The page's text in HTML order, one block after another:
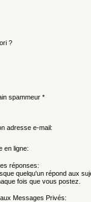
?
spammeur *
adresse e-mail:
en ligne:
réponses:
quelqu'un répond aux
fois que vous postez.
Messages Privés: